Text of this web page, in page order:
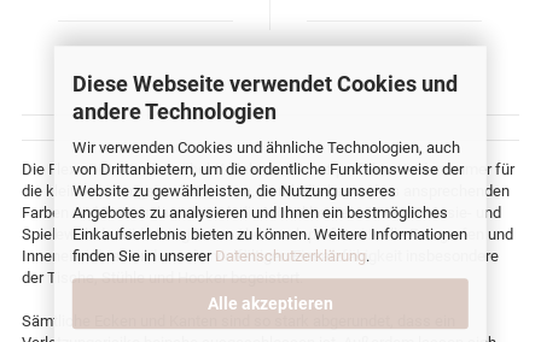
Diese Webseite verwendet Cookies und
andere Technologien
Wir verwenden Cookies und ähnliche Technologien, auch
von Drittanbietern, um die ordentliche Funktionsweise der
Website zu gewährleisten, die Nutzung unseres
Angebotes zu analysieren und Ihnen ein bestmögliches
Einkaufserlebnis bieten zu können. Weitere Informationen
finden Sie in unserer Datenschutzerklärung.
Alle akzeptieren
Die Flexa Dots Kindermöbel-Kollektion ist das perfekte Kinderzimmer für
die kleineren Jungs und Mädchen. Durch die besonders ansprechenden
Farben und Formen lassen sich die Möbel bestens in die Fantasie- und
Spielewelt der Kids integrieren. Aber auch professionelle Fotografen und
Inneneinrichter sind von der vielfältigen Einsatzfähigkeit insbesondere
der Tische, Stühle und Hocker begeistert.
Sämtliche Ecken und Kanten sind so stark abgerundet, dass ein